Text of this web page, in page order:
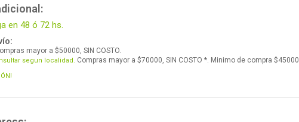
en 48 ó 72 hs.
mayor a $50000, SIN COSTO.
segun localidad. Compras mayor a $70000, SIN COSTO *. Minimo de compra $45000.